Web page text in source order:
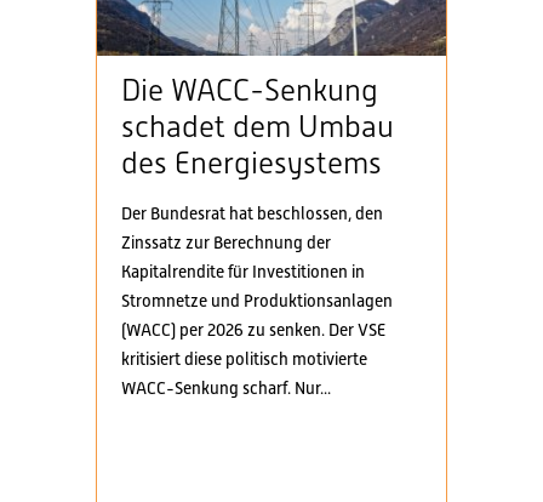
Die WACC-Senkung
schadet dem Umbau
des Energiesystems
Der Bundesrat hat beschlossen, den
Zinssatz zur Berechnung der
Kapitalrendite für Investitionen in
Stromnetze und Produktionsanlagen
(WACC) per 2026 zu senken. Der VSE
kritisiert diese politisch motivierte
WACC-Senkung scharf. Nur...